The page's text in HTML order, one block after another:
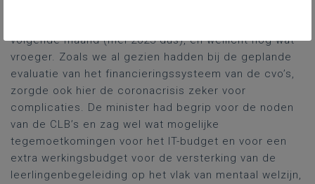
volgende maand (mei 2023 dus), en wellicht nog wat
vroeger. Zoals we al gezien hadden bij de geplande
evaluatie van het financieringssysteem van de cvo’s,
zorgde ook hier de coronacrisis zeker voor
complicaties. De minister had begrip voor de noden
van de CLB’s en zag wel wat mogelijke
tegemoetkomingen voor het IT-budget en voor een
extra werkingsbudget voor de versterking van de
leerlingenbegeleiding op het vlak van mentaal welzijn,